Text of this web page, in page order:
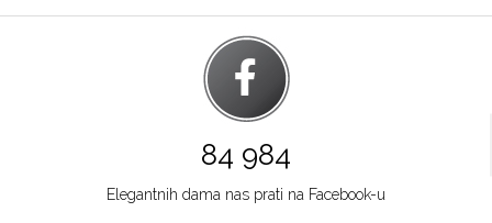
84 984
Elegantnih dama nas prati na Facebook-u